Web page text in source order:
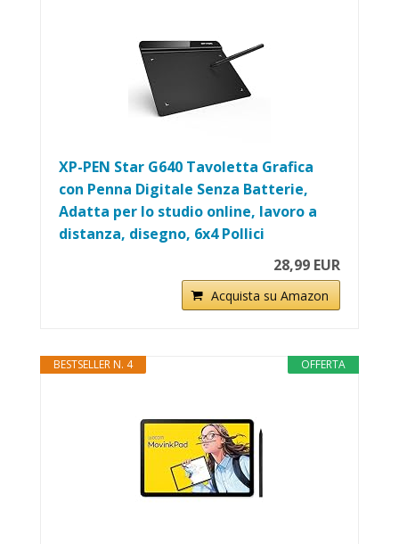
XP-PEN Star G640 Tavoletta Grafica
con Penna Digitale Senza Batterie,
Adatta per lo studio online, lavoro a
distanza, disegno, 6x4 Pollici
28,99 EUR
Acquista su Amazon
OFFERTA
BESTSELLER N. 4